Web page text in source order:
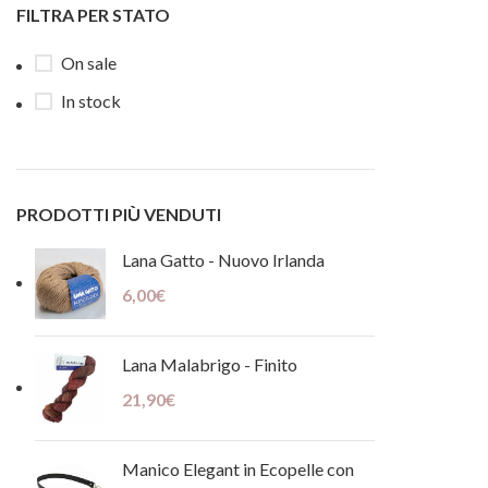
FILTRA PER STATO
On sale
In stock
PRODOTTI PIÙ VENDUTI
Lana Gatto - Nuovo Irlanda
6,00€
Lana Malabrigo - Finito
21,90€
Manico Elegant in Ecopelle con